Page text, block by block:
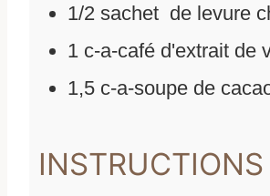
1/2 sachet de levure
1 c-a-café d'extrait de
1,5 c-a-soupe de
INSTRUCTIONS